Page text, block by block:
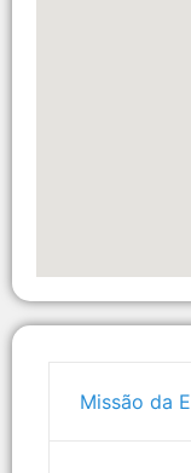
Missão da